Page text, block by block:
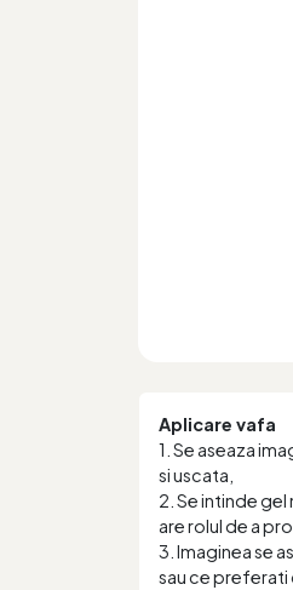
Aplicare vafa
1. Se aseaza
si uscata,
2. Se intinde
are rolul de a
3. Imaginea se
sau ce preferati